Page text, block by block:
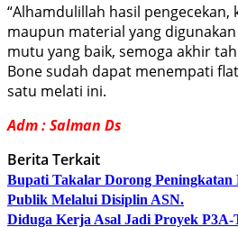
“Alhamdulillah hasil pengecekan,
maupun material yang
mutu yang baik, semoga akhir
Bone sudah dapat menempati
satu melati ini.
Adm : Salman Ds
Berita Terkait
Bupati Takalar Dorong Peningkatan
Publik Melalui Disiplin ASN.
Diduga Kerja Asal Jadi Proyek P3A-